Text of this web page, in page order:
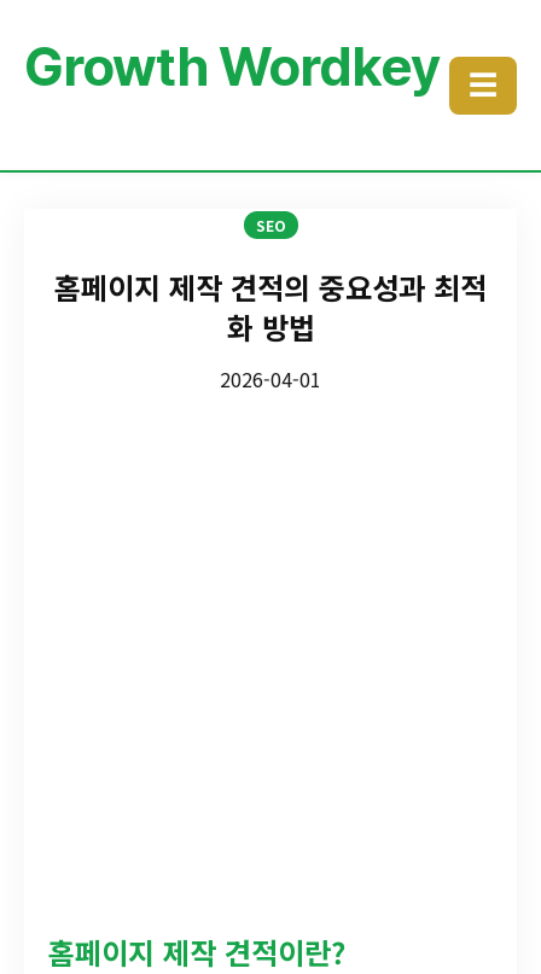
Growth Wordkey ☰
SEO
홈페이지 제작 견적의 중요성과 최적
화 방법
2026-04-01
홈페이지 제작 견적이란?